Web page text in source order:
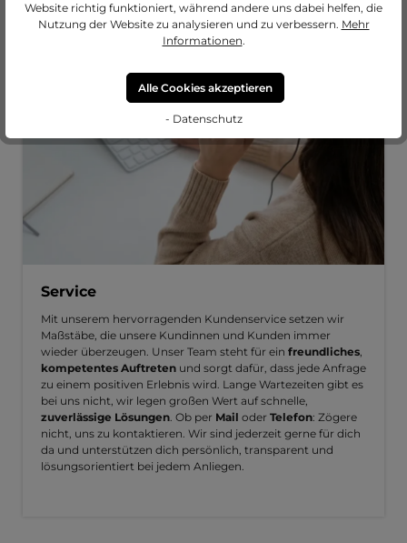
Service
Mit unserem hervorragenden Kundenservice setzen wir
Maßstäbe, die unsere Kundinnen und Kunden immer
wieder überzeugen. Unser Team steht für ein freundliches,
kompetentes Auftreten und sorgt dafür, dass jede Anfrage
zu einem positiven Erlebnis wird. Lange Wartezeiten gibt es
bei uns nicht, wir legen großen Wert auf schnelle,
zuverlässige Lösungen. Ob per Mail oder Telefon: Zögere
nicht, uns zu kontaktieren. Wir sind jederzeit gerne für dich
da und unterstützen dich persönlich, transparent und
lösungsorientiert bei jedem Anliegen.
Website richtig funktioniert, während andere uns dabei helfen, die
Nutzung der Website zu analysieren und zu verbessern. Mehr
Informationen.
Alle Cookies akzeptieren
- Datenschutz